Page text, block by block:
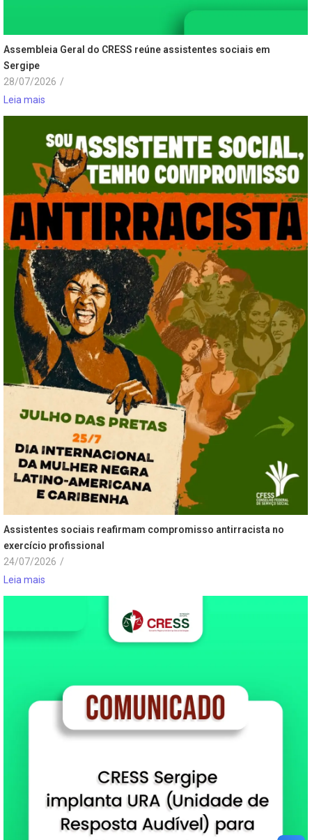
Assembleia Geral do CRESS reúne assistentes sociais em
Sergipe
28/07/2026 /
Leia mais
Assistentes sociais reafirmam compromisso antirracista no
exercício profissional
24/07/2026 /
Leia mais